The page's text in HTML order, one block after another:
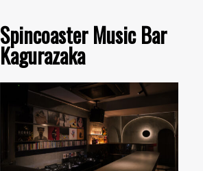
Spincoaster Music Bar
Kagurazaka